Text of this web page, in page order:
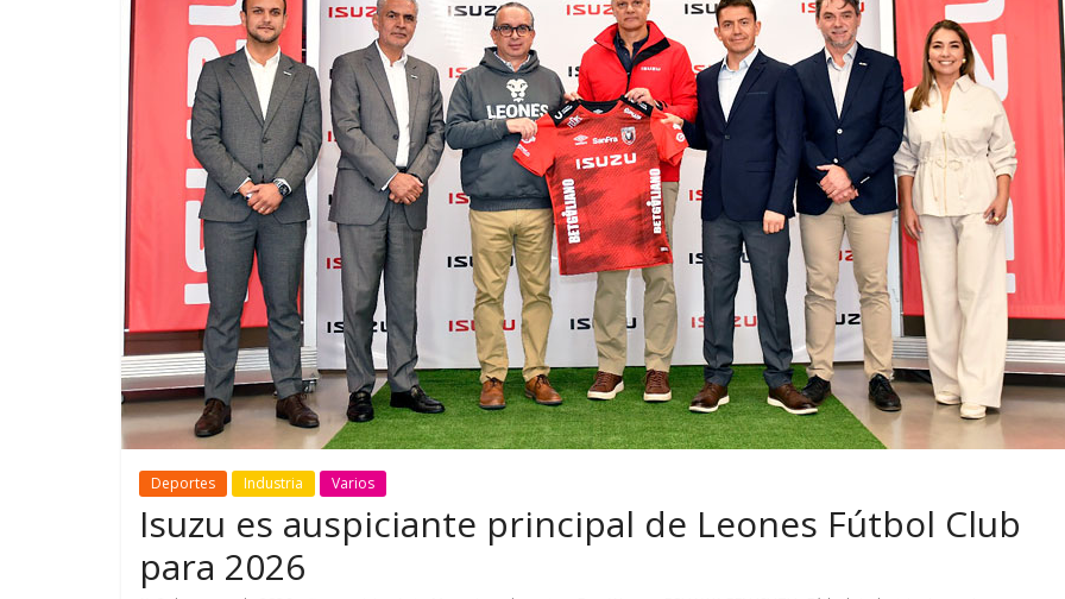
Deportes Industria Varios
Isuzu es auspiciante principal de Leones Fútbol Club
para 2026
Movilidad Varios
GM reafirma su
compromiso con movilidad
más segura y conectada
Turismo Varios
¿Qué puede pasar con tu
vehículo si permanece
varios días sin usar?
AEADE Industria Motociclismo
Movilidad
Campaña busca
destino de los
en la región